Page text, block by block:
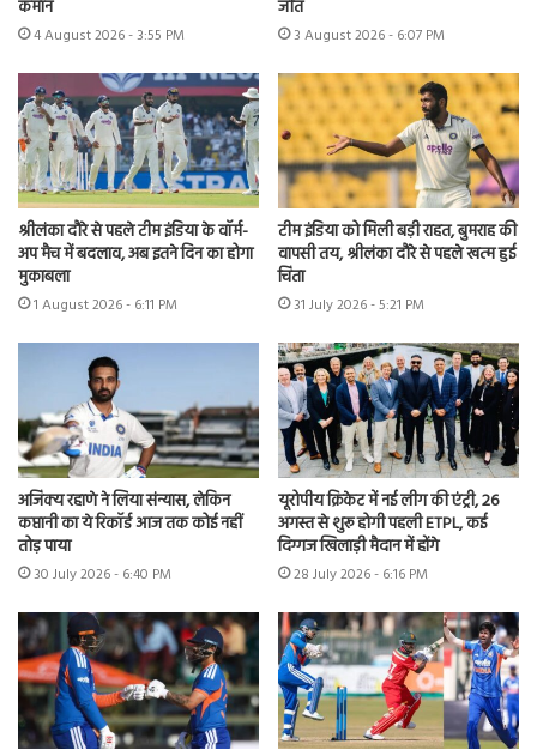
कमान
4 August 2026 - 3:55 PM
जीत
3 August 2026 - 6:07 PM
श्रीलंका दौरे से पहले टीम इंडिया के वॉर्म-
अप मैच में बदलाव, अब इतने दिन का होगा
मुकाबला
1 August 2026 - 6:11 PM
टीम इंडिया को मिली बड़ी राहत, बुमराह की
वापसी तय, श्रीलंका दौरे से पहले खत्म हुई
चिंता
31 July 2026 - 5:21 PM
अजिंक्य रहाणे ने लिया संन्यास, लेकिन
कप्तानी का ये रिकॉर्ड आज तक कोई नहीं
तोड़ पाया
30 July 2026 - 6:40 PM
यूरोपीय क्रिकेट में नई लीग की एंट्री, 26
अगस्त से शुरू होगी पहली ETPL, कई
दिग्गज खिलाड़ी मैदान में होंगे
28 July 2026 - 6:16 PM